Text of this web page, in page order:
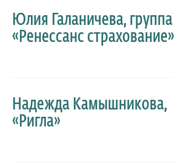
Юлия Галаничева, группа
«Ренессанс страхование»
Надежда Камышникова,
«Ригла»